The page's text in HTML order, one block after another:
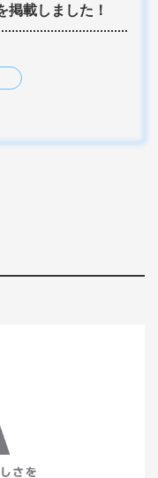
載しました！